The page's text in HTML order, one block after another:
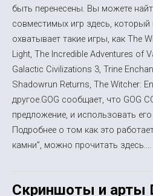
быть перенесены. Вы можете
совместимых игр здесь,
охватывает такие игры, как The
Light, The Incredible Adventures of
Galactic Civilizations 3, Trine
Shadowrun Returns, The Witcher:
другое.GOG сообщает, что GOG
предложение, и использовать
Подробнее о том как это
камни”, можно прочитать здесь....
Скриншоты и арты